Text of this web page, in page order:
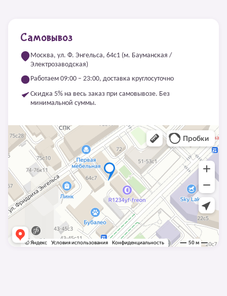
Самовывоз
Москва, ул. Ф. Энгельса, 64с1 (м. Бауманская /
Электрозаводская)
Работаем 09:00 – 23:00, доставка круглосуточно
Скидка 5% на весь заказ при самовывозе. Без
минимальной суммы.